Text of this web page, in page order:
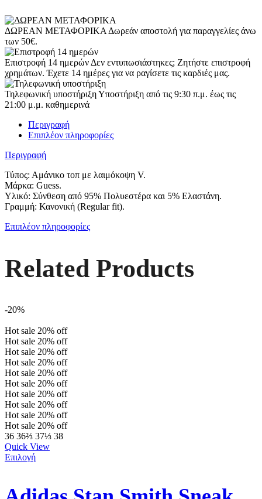
ΔΩΡΕΑΝ ΜΕΤΑΦΟΡΙΚΑ Δωρεάν αποστολή για παραγγελίες άνω
των 50€.
Επιστροφή 14 ημερών Δεν εντυπωσιάστηκες; Ζητήστε επιστροφή
χρημάτων. Έχετε 14 ημέρες για να ραγίσετε τις καρδιές μας.
Τηλεφωνική υποστήριξηΥποστήριξη από τις 9:30 π.μ. έως τις
21:00 μ.μ. καθημερινά
Περιγραφή
Επιπλέον πληροφορίες
Περιγραφή
Τύπος: Αμάνικο τοπ με λαιμόκοψη V.
Μάρκα: Guess.
Υλικό: Σύνθεση από 95% Πολυεστέρα και 5% Ελαστάνη.
Γραμμή: Κανονική (Regular fit).
Επιπλέον πληροφορίες
Related Products
-20%
Hot sale 20% off
Hot sale 20% off
Hot sale 20% off
Hot sale 20% off
Hot sale 20% off
Hot sale 20% off
Hot sale 20% off
Hot sale 20% off
Hot sale 20% off
Hot sale 20% off
36 36⅔ 37⅓ 38
Quick View
Επιλογή